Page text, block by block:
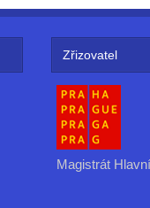
Zřizovatel
Magistrát